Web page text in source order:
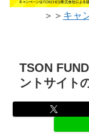
＞＞ キャ
TSON
ントサイト